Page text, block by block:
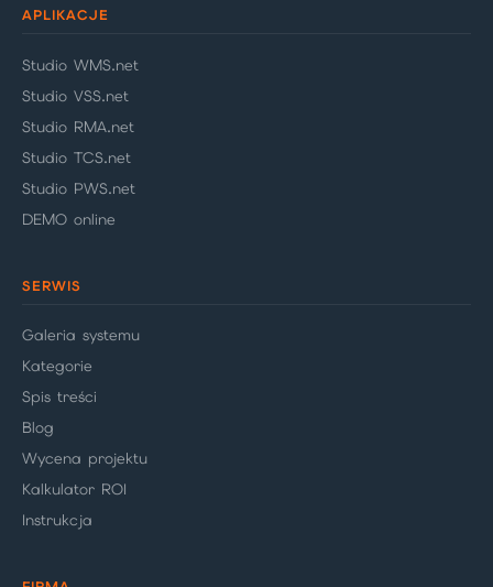
APLIKACJE
Studio WMS.net
Studio VSS.net
Studio RMA.net
Studio TCS.net
Studio PWS.net
DEMO online
SERWIS
Galeria systemu
Kategorie
Spis treści
Blog
Wycena projektu
Kalkulator ROI
Instrukcja